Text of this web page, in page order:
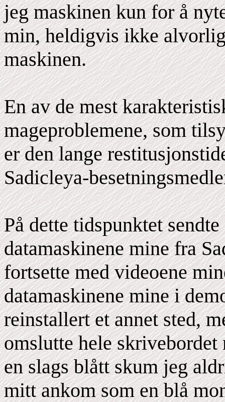
jeg maskinen kun for å
min, heldigvis ikke
maskinen.
En av de mest
mageproblemene, som
er den lange
Sadicleya-
På dette tidspunktet
datamaskinene mine fra
fortsette med videoene
datamaskinene mine i
reinstallert et annet sted,
omslutte hele
en slags blått skum jeg
mitt ankom som en blå